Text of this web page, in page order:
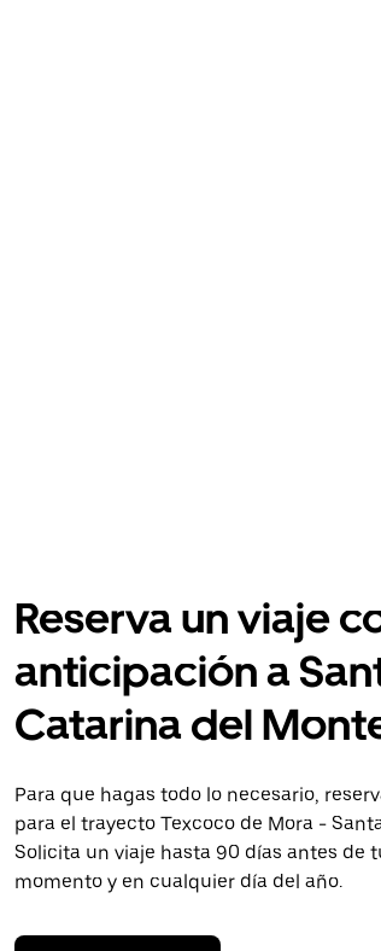
Reserva un viaje
anticipación a
Catarina del
Para que hagas todo lo necesario,
para el trayecto Texcoco de Mora -
Solicita un viaje hasta 90 días antes de
momento y en cualquier día del año.